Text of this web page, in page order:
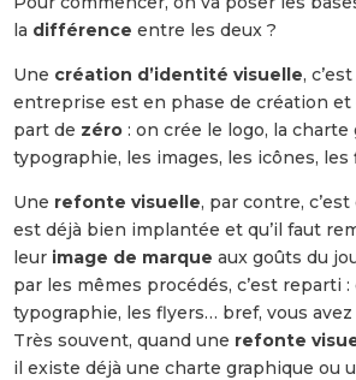
la différenceentre les deux ?
Une création d’identité visuelle,
entreprise est en phase de création et
part de zéro: on crée le logo, la charte
typographie, les images, les icônes,
Une refonte visuelle, par contre,
est déjà bien implantée et qu’il faut
leur image de marque aux goûts du
par les mêmes procédés, c’est reparti
typographie, les flyers… bref, vous avez
Très souvent, quand une refonte
il existe déjà une charte graphique ou